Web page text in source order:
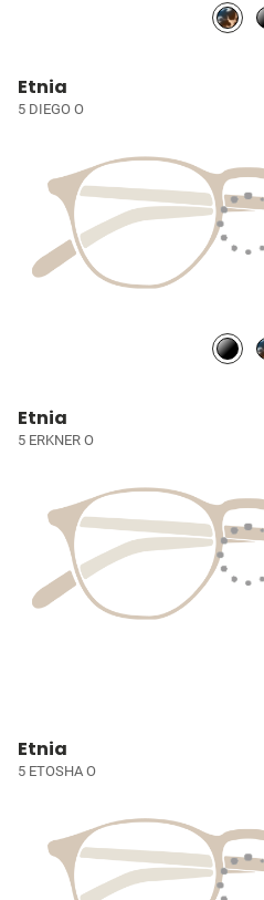
Etnia
5 DIEGO O
Etnia
5 ERKNER O
Etnia
5 ETOSHA O